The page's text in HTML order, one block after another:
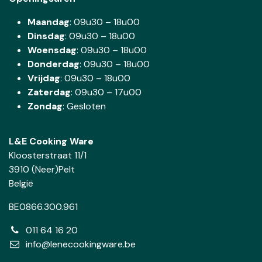
Maandag: 09u30 – 18u00
Dinsdag: 09u30 – 18u00
Woensdag: 09u30 – 18u00
Donderdag: 09u30 – 18u00
Vrijdag: 09u30 – 18u00
Zaterdag: 09u30 – 17u00
Zondag: Gesloten
L&E Cooking Ware
Kloosterstraat 11/1
3910 (Neer)Pelt
België
BE0866.300.961
011 64 16 20
info@lenecookingware.be